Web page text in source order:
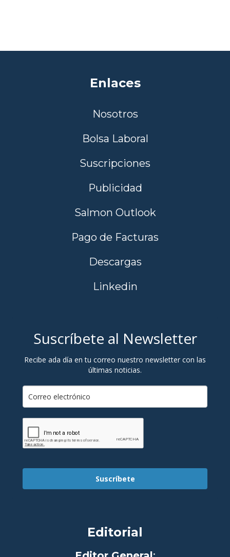
Enlaces
Nosotros
Bolsa Laboral
Suscripciones
Publicidad
Salmon Outlook
Pago de Facturas
Descargas
Linkedin
Suscríbete al Newsletter
Recibe ada día en tu correo nuestro newsletter con las
últimas noticias.
Suscríbete
Editorial